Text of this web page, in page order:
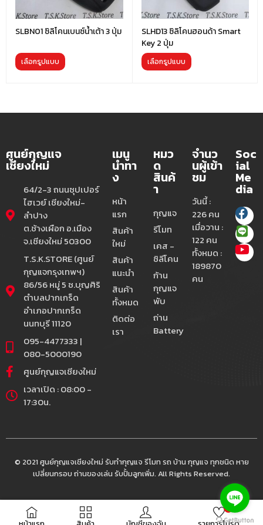
0
SLBN01 ซิลิโคนเบนซ์น้ำเต้า 3 ปุ่ม
เลือกรูปแบบ
SLHD13 ซิลิโคนฮอนด้า Smart
Key 2 ปุ่ม
เลือกรูปแบบ
ศูนย์กุญแจ
เชียงใหม่
64/2-3 ถนนซุปเปอร์
ไฮเวย์ เชียงใหม่-
ลำปาง
ต.ช้างเผือก อ.เมือง
จ.เชียงใหม่ 50300
T.S.K.STORE (ศูนย์
กุญแจกรุงเทพฯ)
86/56 หมู่ 5 ซ.บุญศิริ
ตำบลปากเกร็ด
อำเภอปากเกร็ด
นนทบุรี 11120
095-4477333 |
080-5000190
ศูนย์กุญแจเชียงใหม่
เวลาเปิด : 08:00 -
17:30น.
เมนู
นำทา
ง
หน้า
แรก
สินค้า
ใหม่
สินค้า
แนะนำ
สินค้า
ทั้งหมด
ติดต่อ
เรา
หมว
ด
สินค้
า
กุญแจ
รีโมท
เคส -
ซิลีโคน
ก้าน
กุญแจ
พับ
ถ่าน
Battery
จำนว
นผู้เข้า
ชม
วันนี้ :
226 คน
เมื่อวาน :
122 คน
ทั้งหมด :
189870
คน
Soc
ial
Me
dia
© 2021 ศูนย์กุญแจเชียงใหม่ รับทำกุญแจ รีโมท รถ บ้าน กุญแจ ทุกชนิด หาย
เปลี่ยนกรอบ ถ่านของเล่น รับปั้มลูกเพิ่ม. All Rights Reserved.